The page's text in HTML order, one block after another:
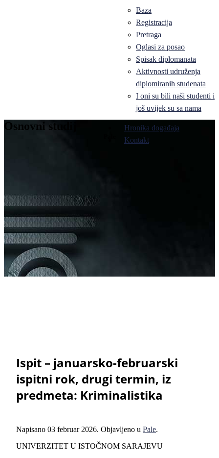
Baza
Registracija
Pretraga
Oglasi za posao
Spisak diplomanata
Aktivnosti udruženja
diplomiranih studenata
I oni su bili naši studenti i
još uvijek su sa nama
Hronika događaja
Kontakt
Osnovni studij
Ispit – januarsko-februarski
ispitni rok, drugi termin, iz
predmeta: Kriminalistika
Napisano 03 februar 2026. Objavljeno u Pale.
UNIVERZITET U ISTOČNOM SARAJEVU